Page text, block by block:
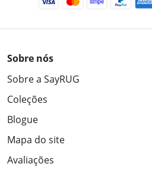
Sobre nós
Sobre a SayRUG
Coleções
Blogue
Mapa do site
Avaliações